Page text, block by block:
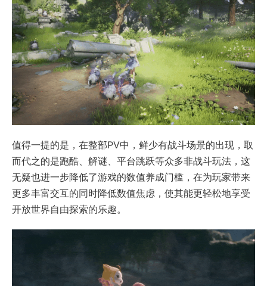
值得一提的是，在整部PV中，鲜少有战斗场景的出现，取
而代之的是跑酷、解谜、平台跳跃等众多非战斗玩法，这
无疑也进一步降低了游戏的数值养成门槛，在为玩家带来
更多丰富交互的同时降低数值焦虑，使其能更轻松地享受
开放世界自由探索的乐趣。